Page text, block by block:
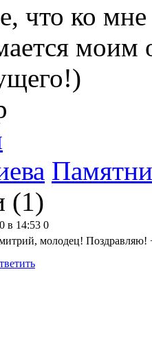
что ко
моим
(1 )
в 14:53 0
молодец! Поздравляю!